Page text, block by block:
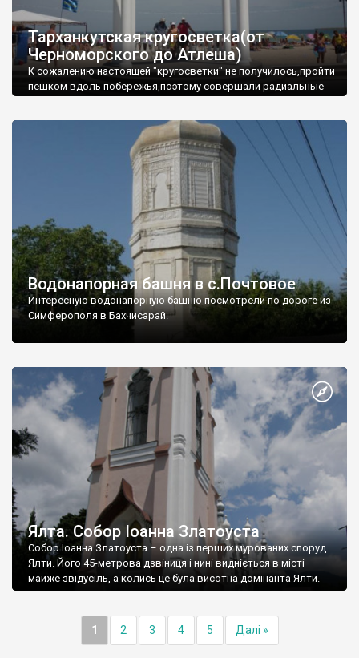
Тарханкутская кругосветка(от
Черноморского до Атлеша)
К сожалению настоящей "кругосветки" не получилось,пройти
пешком вдоль побережья,поэтому совершали радиальные
Водонапорная башня в с.Почтовое
Интересную водонапорную башню посмотрели по дороге из
Симферополя в Бахчисарай.
Ялта. Собор Іоанна Златоуста
Собор Іоанна Златоуста – одна із перших мурованих споруд
Ялти. Його 45-метрова дзвіниця і нині видніється в місті
майже звідусіль, а колись це була висотна домінанта Ялти.
1 2 3 4 5 Далі »